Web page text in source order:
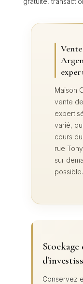
Maison
vente
varié,
cours
rue
sur
possible.
Stockage
Conservez